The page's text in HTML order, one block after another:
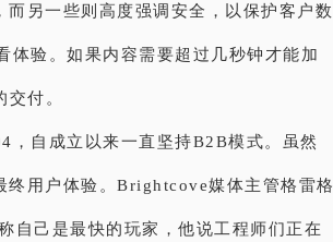
另一些则高度强调安全，以保护客户数
体验。如果内容需要超过几秒钟才能加
付。
自成立以来一直坚持B2B模式。虽然
终用户体验。Brightcove媒体主管格雷格
自己是最快的玩家，他说工程师们正在